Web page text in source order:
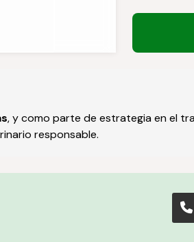
, y como parte de estrategia en el
responsable.